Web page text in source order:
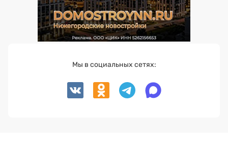
Мы в социальных сетях: